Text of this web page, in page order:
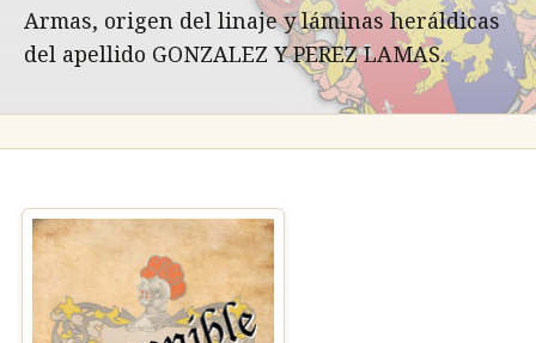
Armas, origen del linaje y láminas heráldicas
del apellido GONZALEZ Y PEREZ LAMAS.